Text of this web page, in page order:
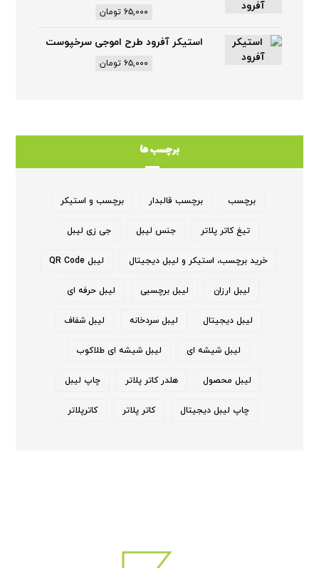
۶۵,۰۰۰ تومان
استیکر آفرود طرح اموجی سرخپوست
۶۵,۰۰۰ تومان
برچسب ها
برچسب برچسب قالبدار برچسب و استیکر
تیغ کاتر پلاتر جنس لیبل جی زی لیبل
خرید برچسب، استیکر و لیبل دیجیتال لیبل QR Code
لیبل ارزان لیبل برچسبی لیبل حرفه ای
لیبل دیجیتال لیبل سردخانه لیبل شفاف
لیبل شیشه ای لیبل شیشه ای طلاکوب
لیبل محصول هلدر کاتر پلاتر چاپ لیبل
چاپ لیبل دیجیتال کاتر پلاتر کاترپلاتر